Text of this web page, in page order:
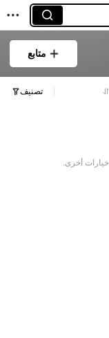
متابع
تصنيف
أخرى.